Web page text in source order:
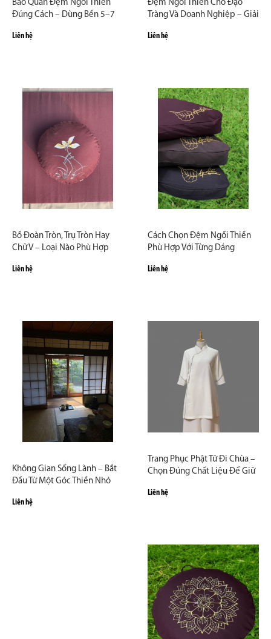
Bảo Quản Đệm Ngồi Thiền
Đúng Cách – Dùng Bền 5–7
Liên hệ
Đệm Ngồi Thiền Cho Đạo
Tràng Và Doanh Nghiệp – Giải
Liên hệ
Bồ Đoàn Tròn, Trụ Tròn Hay
Chữ V – Loại Nào Phù Hợp
Liên hệ
Cách Chọn Đệm Ngồi Thiền
Phù Hợp Với Từng Dáng
Từ Zambala
Liên hệ
Không Gian Sống Lành – Bắt
Đầu Từ Một Góc Thiền Nhỏ
Liên hệ
Trang Phục Phật Tử Đi Chùa –
Chọn Đúng Chất Liệu Để Giữ
Liên hệ